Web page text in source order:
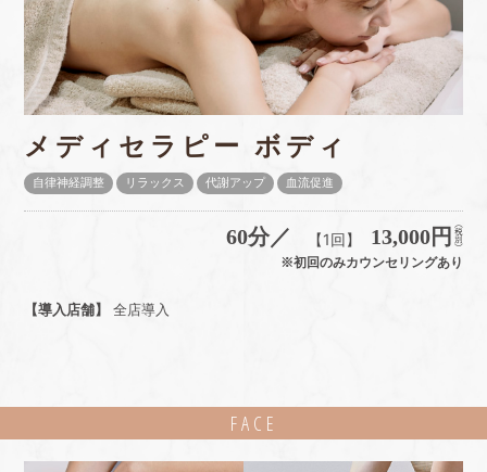
メディセラピー ボディ
自律神経調整 リラックス 代謝アップ 血流促進
60分／ 【1回】 13,000円
※初回のみカウンセリングあり
【導入店舗】 全店導入
FACE